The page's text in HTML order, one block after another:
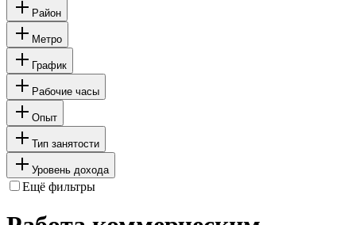
Район
Метро
График
Рабочие часы
Опыт
Тип занятости
Уровень дохода
Ещё фильтры